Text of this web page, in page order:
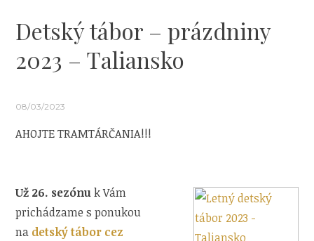
Detský tábor – prázdniny
2023 – Taliansko
08/03/2023
AHOJTE TRAMTÁRČANIA!!!
Už 26. sezónuk Vám
prichádzame s ponukou
na detský tábor cez